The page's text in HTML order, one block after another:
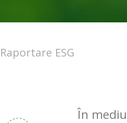
Raportare ESG
În